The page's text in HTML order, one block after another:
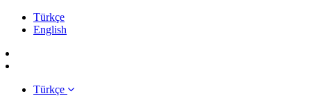
Türkçe
English
Türkçe